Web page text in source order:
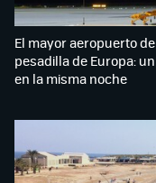
El mayor aeropuerto
pesadilla de Europa:
en la misma noche